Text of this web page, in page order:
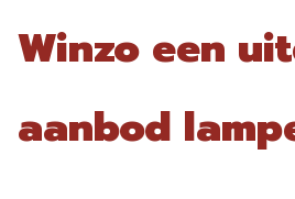
Winzo een
aanbod